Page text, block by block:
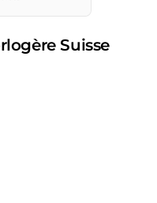
Suisse